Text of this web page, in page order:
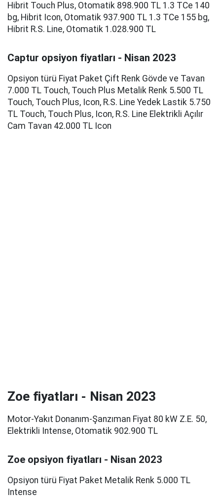
Hibrit Touch Plus, Otomatik 898.900 TL 1.3 TCe 140
bg, Hibrit Icon, Otomatik 937.900 TL 1.3 TCe 155 bg,
Hibrit R.S. Line, Otomatik 1.028.900 TL
Captur opsiyon fiyatları - Nisan 2023
Opsiyon türü Fiyat Paket Çift Renk Gövde ve Tavan
7.000 TL Touch, Touch Plus Metalik Renk 5.500 TL
Touch, Touch Plus, Icon, R.S. Line Yedek Lastik 5.750
TL Touch, Touch Plus, Icon, R.S. Line Elektrikli Açılır
Cam Tavan 42.000 TL Icon
Zoe fiyatları - Nisan 2023
Motor-Yakıt Donanım-Şanzıman Fiyat 80 kW Z.E. 50,
Elektrikli Intense, Otomatik 902.900 TL
Zoe opsiyon fiyatları - Nisan 2023
Opsiyon türü Fiyat Paket Metalik Renk 5.000 TL
Intense